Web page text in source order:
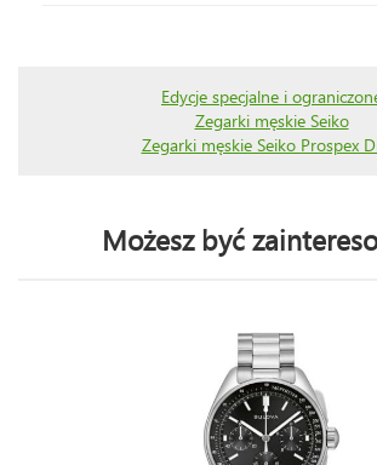
Edycje specjalne i
Zegarki męskie Seiko
Zegarki męskie Seiko Prospex
Możesz być